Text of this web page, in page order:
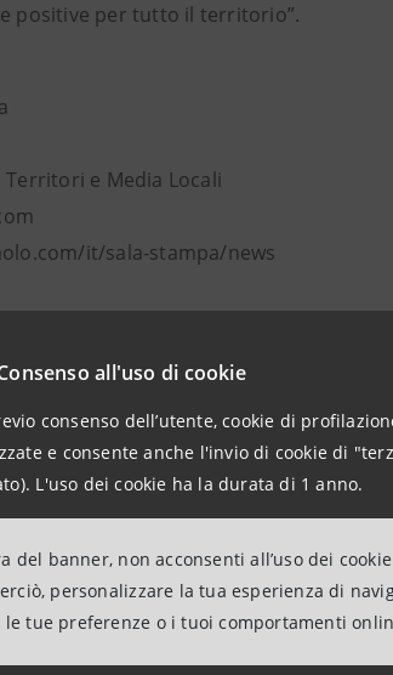
all'uso di cookie
consenso dell’utente, cookie di
e consente anche l'invio di cookie di
L'uso dei cookie ha la durata di 1 anno.
del banner, non acconsenti all’uso dei
personalizzare la tua esperienza di
tue preferenze o i tuoi comportamenti
positive per tutto il territorio”.
Territori e Media Locali
it/sala-stampa/news
familiare che fonda le sue
forte legame con il suo territorio di
9.9% (fonte 2022 DB Nielsen
della GDO in Sardegna. Da oltre
attraverso la gestione di due
presenti in 16 Comuni sul territorio
una catena di Discount che